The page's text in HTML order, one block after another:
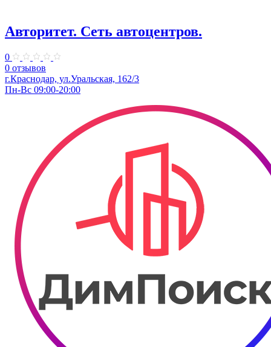
Авторитет. ​Сеть автоцентров.
0
0 отзывов
г.Краснодар, ул.Уральская, 162/3
Пн-Вс 09:00-20:00